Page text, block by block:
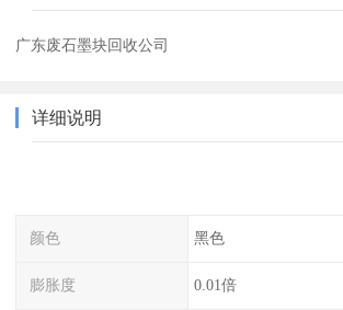
广东废石墨块回收公司
详细说明
颜色 黑色
膨胀度 0.01倍